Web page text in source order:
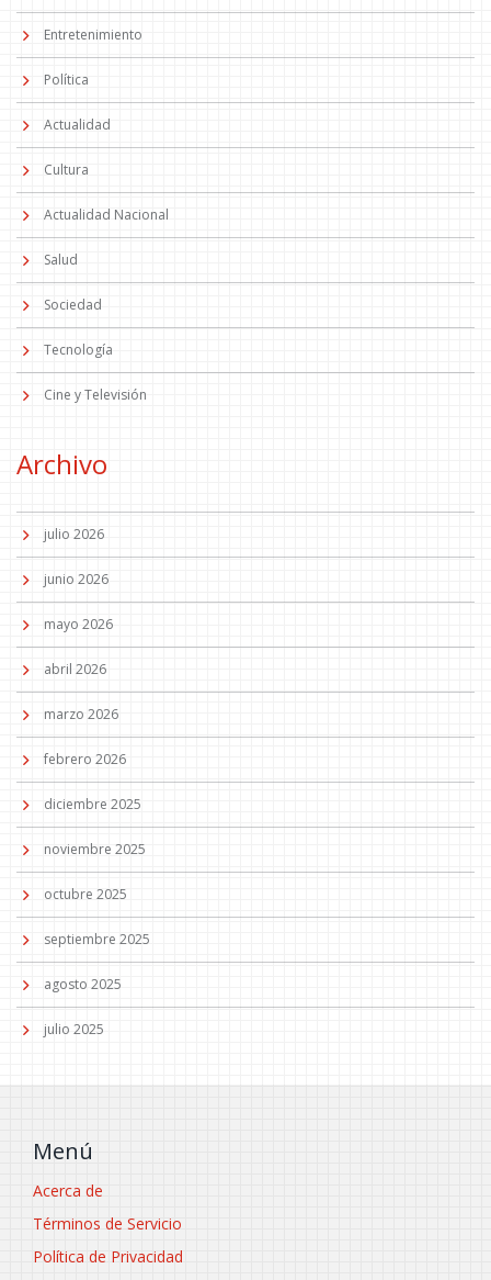
Entretenimiento
Política
Actualidad
Cultura
Actualidad Nacional
Salud
Sociedad
Tecnología
Cine y Televisión
Archivo
julio 2026
junio 2026
mayo 2026
abril 2026
marzo 2026
febrero 2026
diciembre 2025
noviembre 2025
octubre 2025
septiembre 2025
agosto 2025
julio 2025
Menú
Acerca de
Términos de Servicio
Política de Privacidad